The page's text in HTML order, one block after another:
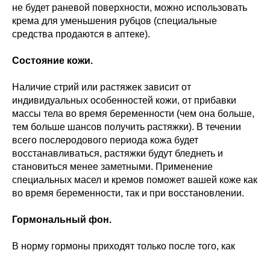
не будет раневой поверхности, можно использовать
крема для уменьшения рубцов (специальные
средства продаются в аптеке).
Состояние кожи.
Наличие стрий или растяжек зависит от
индивидуальных особенностей кожи, от прибавки
массы тела во время беременности (чем она больше,
тем больше шансов получить растяжки). В течении
всего послеродового периода кожа будет
восстанавливаться, растяжки будут бледнеть и
становиться менее заметными. Применение
специальных масел и кремов поможет вашей коже как
во время беременности, так и при восстановлении.
Гормональный фон.
В норму гормоны приходят только после того, как